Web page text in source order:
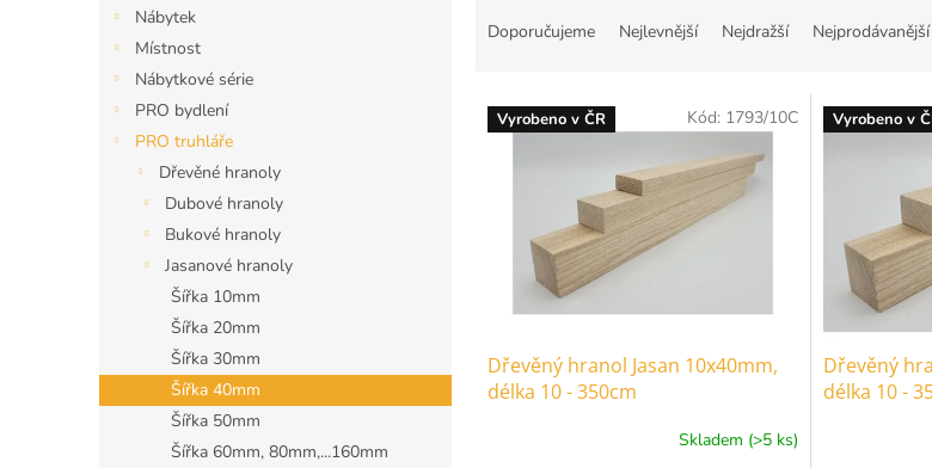
Nábytek
Místnost
Nábytkové série
PRO bydlení
PRO truhláře
Dřevěné hranoly
Dubové hranoly
Bukové hranoly
Jasanové hranoly
Šířka 10mm
Šířka 20mm
Šířka 30mm
Šířka 40mm
Šířka 50mm
Šířka 60mm, 80mm,...160mm
n
Doporučujeme Nejlevnější Nejdražší Nejprodávanější
V Vyrobeno v ČR
Dřevěný hranol Jasan 10x40mm,
délka 10 - 350cm
Skladem (>5 ks)
Kód: 1793/10C Vyrobeno v
Dřevěný
délka 10 -